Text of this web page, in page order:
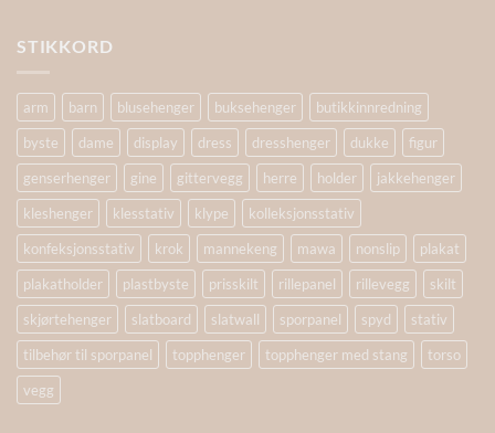
STIKKORD
arm barn blusehenger buksehenger
butikkinnredning
byste
dame display dress dresshenger dukke
figur
genserhenger
gine gittervegg herre holder
jakkehenger
kleshenger
klesstativ klype
kolleksjonsstativ
konfeksjonsstativ
krok mannekeng mawa nonslip
plakat
plakatholder
plastbyste prisskilt rillepanel rillevegg
skilt
skjørtehenger
slatboard slatwall sporpanel spyd
stativ
tilbehør til sporpanel
topphenger topphenger med stang
torso
vegg